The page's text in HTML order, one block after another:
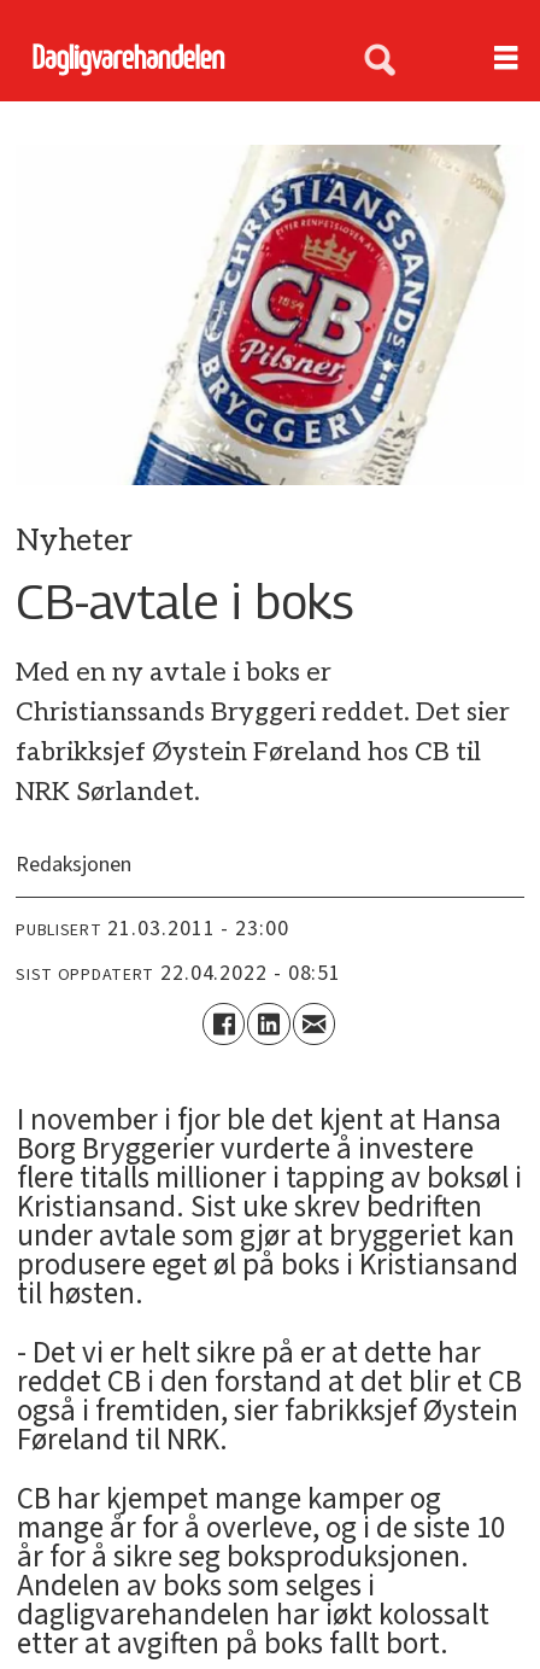
Nyheter
CB-avtale i boks
Med en ny avtale i boks er
Christianssands Bryggeri reddet. Det sier
fabrikksjef Øystein Føreland hos CB til
NRK Sørlandet.
Redaksjonen
PUBLISERT 21.03.2011 - 23:00
SIST OPPDATERT 22.04.2022 - 08:51
I november i fjor ble det kjent at Hansa
Borg Bryggerier vurderte å investere
flere titalls millioner i tapping av boksøl i
Kristiansand. Sist uke skrev bedriften
under avtale som gjør at bryggeriet kan
produsere eget øl på boks i Kristiansand
til høsten.
- Det vi er helt sikre på er at dette har
reddet CB i den forstand at det blir et CB
også i fremtiden, sier fabrikksjef Øystein
Føreland til NRK.
CB har kjempet mange kamper og
mange år for å overleve, og i de siste 10
år for å sikre seg boksproduksjonen.
Andelen av boks som selges i
dagligvarehandelen har iøkt kolossalt
etter at avgiften på boks fallt bort.